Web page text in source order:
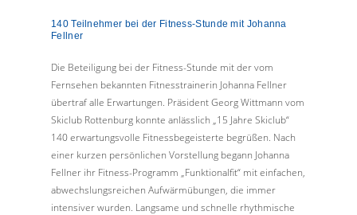
140 Teilnehmer bei der Fitness-Stunde mit Johanna
Fellner
Die Beteiligung bei der Fitness-Stunde mit der vom
Fernsehen bekannten Fitnesstrainerin Johanna Fellner
übertraf alle Erwartungen. Präsident Georg Wittmann vom
Skiclub Rottenburg konnte anlässlich „15 Jahre Skiclub“
140 erwartungsvolle Fitnessbegeisterte begrüßen. Nach
einer kurzen persönlichen Vorstellung begann Johanna
Fellner ihr Fitness-Programm „Funktionalfit“ mit einfachen,
abwechslungsreichen Aufwärmübungen, die immer
intensiver wurden. Langsame und schnelle rhythmische